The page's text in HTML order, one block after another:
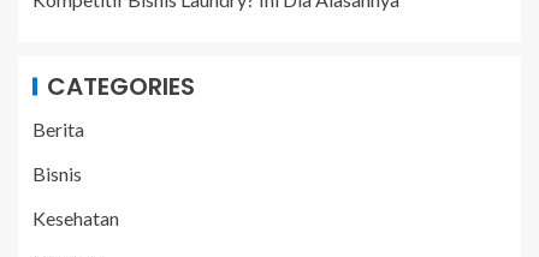
CATEGORIES
Berita
Bisnis
Kesehatan